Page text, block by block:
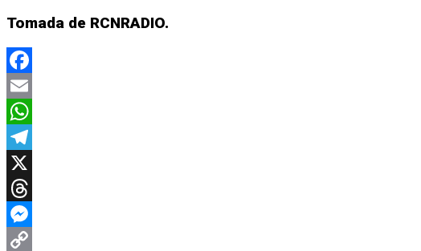
Tomada de RCNRADIO.
Facebook
Email
WhatsApp
Telegram
X
Threads
Messenger